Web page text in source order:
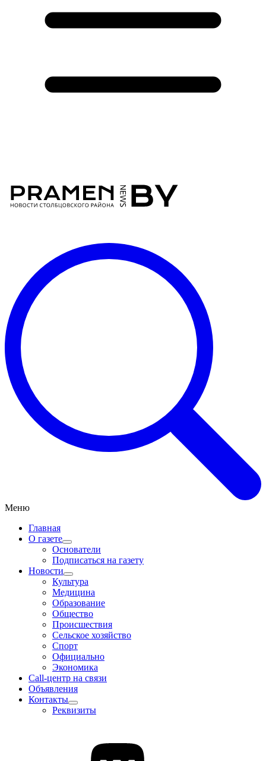
Меню
Главная
О газете
Основатели
Подписаться на газету
Новости
Культура
Медицина
Образование
Общество
Происшествия
Сельское хозяйство
Спорт
Официально
Экономика
Call-центр на связи
Объявления
Контакты
Реквизиты